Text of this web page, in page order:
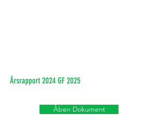
Årsrapport 2024 GF 2025
Åben Dokument